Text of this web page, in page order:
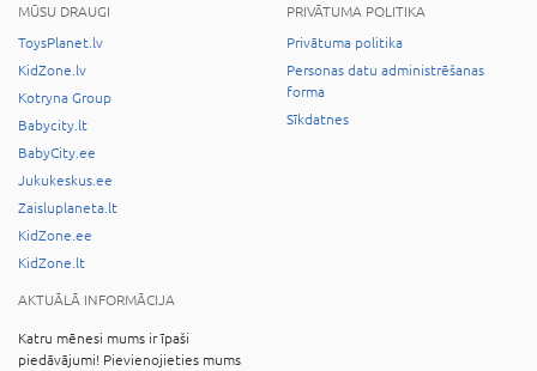
MŪSU DRAUGI
ToysPlanet.lv
KidZone.lv
Kotryna Group
Babycity.lt
BabyCity.ee
Jukukeskus.ee
Zaisluplaneta.lt
KidZone.ee
KidZone.lt
PRIVĀTUMA POLITIKA
Privātuma politika
Personas datu administrēšanas
forma
Sīkdatnes
AKTUĀLĀ INFORMĀCIJA
Katru mēnesi mums ir īpaši
piedāvājumi! Pievienojieties mums